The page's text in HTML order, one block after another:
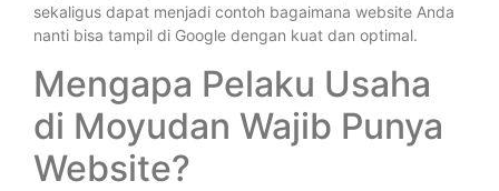
sekaligus dapat menjadi contoh bagaimana website Anda
nanti bisa tampil di Google dengan kuat dan optimal.
Mengapa Pelaku Usaha
di Moyudan Wajib Punya
Website?